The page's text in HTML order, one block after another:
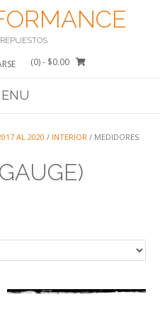
(0)- $0.00
AL 2020 / INTERIOR / MEDIDORES